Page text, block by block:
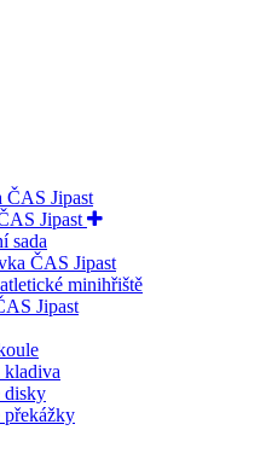
ČAS Jipast
Jipast
sada
ČAS Jipast
minihřiště
Jipast
kladiva
disky
překážky